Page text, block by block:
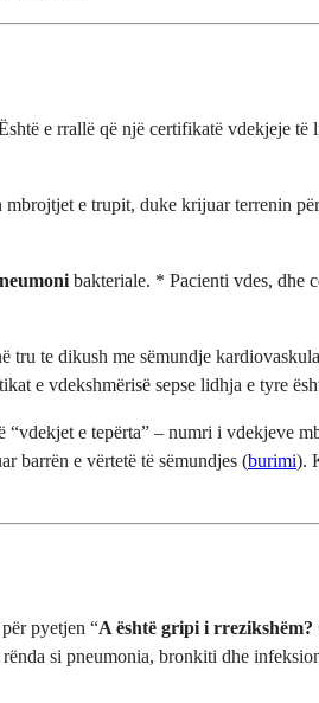
e rrallë që një certifikatë vdekjeje
e trupit, duke krijuar terrenin
bakteriale. * Pacienti vdes, dhe
te dikush me sëmundje
e vdekshmërisë sepse lidhja e tyre
e tepërta” – numri i vdekjeve
barrën e vërtetë të sëmundjes (burimi).
pyetjen “A është gripi i rrezikshëm?
si pneumonia, bronkiti dhe